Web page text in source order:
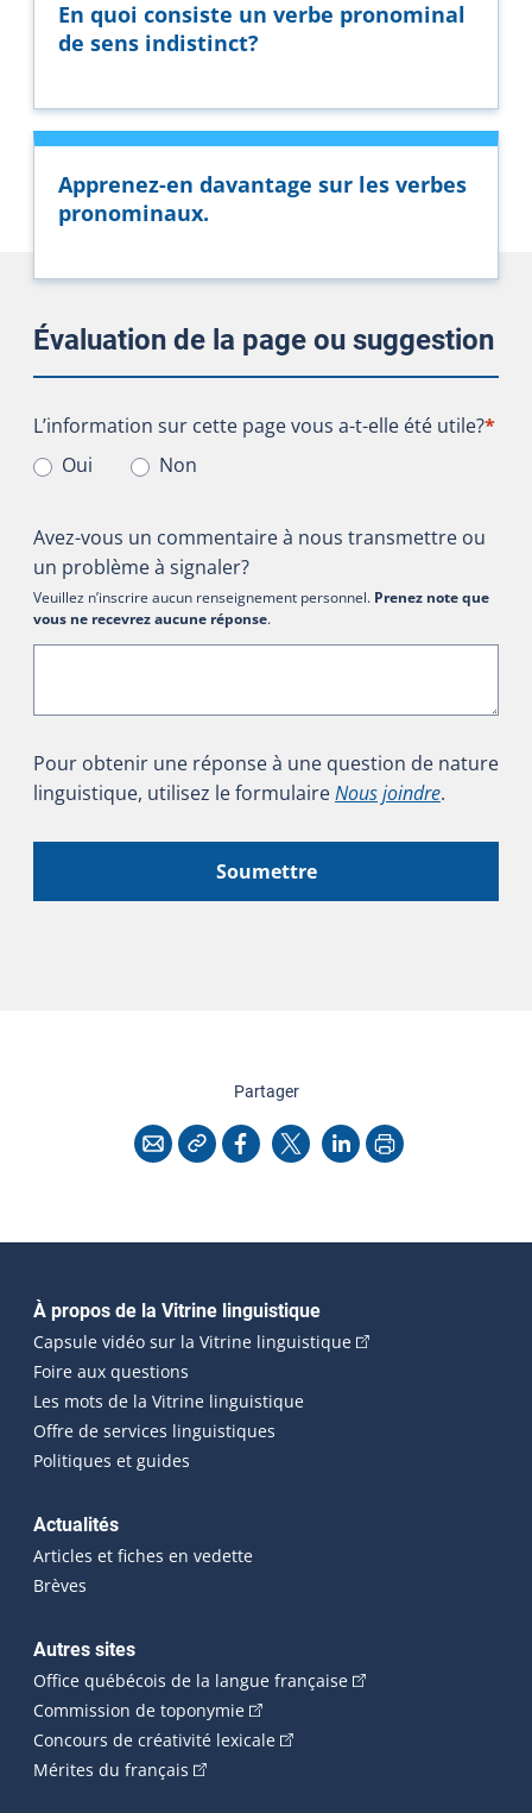
En quoi consiste un verbe pronominal
de sens indistinct?
Apprenez-en davantage sur les verbes
pronominaux.
Évaluation de la page ou suggestion
L’information sur cette page vous a-t-elle été utile?
L’information sur cette page vous a-t-elle été utile?*
Oui
Non
Avez-vous un commentaire à nous transmettre ou
un problème à signaler?
Veuillez n’inscrire aucun renseignement personnel. Prenez note que
vous ne recevrez aucune réponse.
Pour obtenir une réponse à une question de nature
linguistique, utilisez le formulaireNous joindre.
Soumettre
Partagercette page
CourrielCopier l'adresse
Facebook
X LinkedInImprimer
Navigation principale
À propos de la Vitrine linguistique
Capsule vidéo sur la Vitrine linguistique(Cet hyperlien
Foire aux questions
Les mots de la Vitrine linguistique
Offre de services linguistiques
Politiques et guides
Actualités
Articles et fiches en vedette
Brèves
Autres sites
Office québécois de la langue française(Cet hyperlien
Commission de toponymie(Cet hyperlien externe s'ouvrira
Concours de créativité lexicale(Cet hyperlien externe
Mérites du français (Cet hyperlien externe s'ouvrira dans une